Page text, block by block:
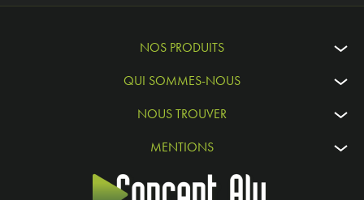
NOS PRODUITS
QUI SOMMES-NOUS
NOUS TROUVER
MENTIONS